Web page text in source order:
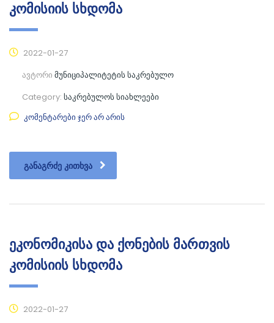
კომისიის სხდომა
2022-01-27
ავტორი მუნიციპალიტეტის საკრებულო
Category: საკრებულოს სიახლეები
კომენტარები ჯერ არ არის
ᲒᲐᲜᲐᲒᲠᲫᲔ ᲙᲘᲗᲮᲕᲐ
ეკონომიკისა და ქონების მართვის
კომისიის სხდომა
2022-01-27